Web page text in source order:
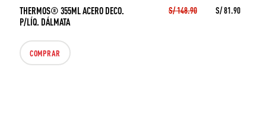
THERMOS® 355ML ACERO DECO.
P/LÍQ. DÁLMATA
S/ 148.90 S/ 81.90
COMPRAR